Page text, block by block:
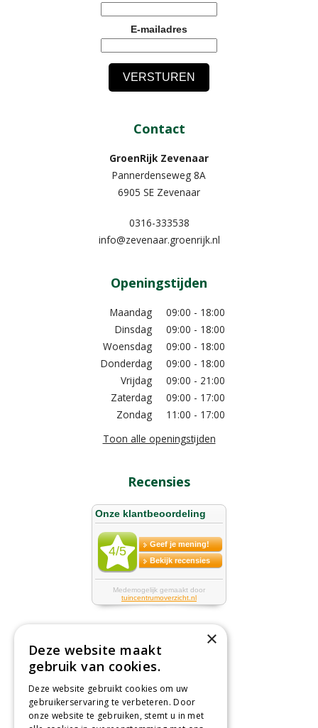
E-mailadres
Contact
GroenRijk Zevenaar​
Pannerdenseweg 8A
6905 SE Zevenaar
0316-333538
info@zevenaar.groenrijk.nl
Openingstijden
Maandag
09:00 - 18:00
Dinsdag
09:00 - 18:00
Woensdag
09:00 - 18:00
Donderdag
09:00 - 18:00
Vrijdag
09:00 - 21:00
Zaterdag
09:00 - 17:00
Zondag
11:00 - 17:00
Toon alle openingstijden
Recensies
Tuincentrum
Nieuws
Tuintips
×
Deze website maakt
gebruik van cookies.
Deze website gebruikt cookies om uw
gebruikerservaring te verbeteren. Door
onze website te gebruiken, stemt u in met